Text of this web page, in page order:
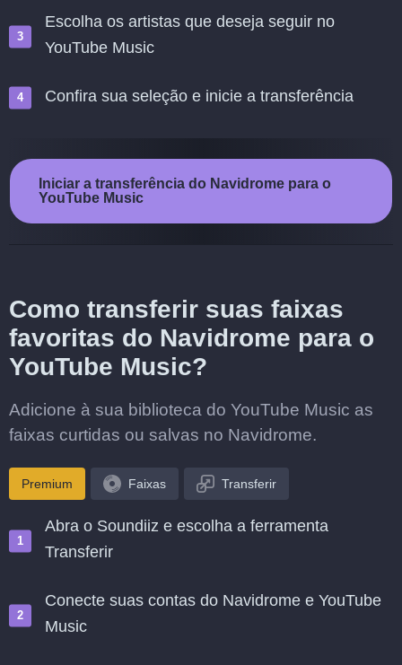
Escolha os artistas que deseja seguir no
YouTube Music
Confira sua seleção e inicie a transferência
Iniciar a transferência do Navidrome para o
YouTube Music
Como transferir suas faixas
favoritas do Navidrome para o
YouTube Music?
Adicione à sua biblioteca do YouTube Music as
faixas curtidas ou salvas no Navidrome.
Premium Faixas Transferir
Abra o Soundiiz e escolha a ferramenta
Transferir
Conecte suas contas do Navidrome e YouTube
Music